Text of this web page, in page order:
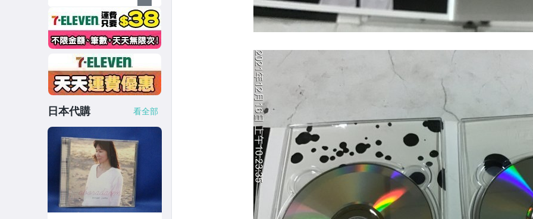
日本代購 看全部